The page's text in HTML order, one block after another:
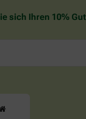
sich Ihren 10%